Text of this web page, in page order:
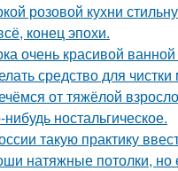
розовой кухни
конец эпохи.
очень красивой
средство для
от тяжёлой
ностальгическое.
такую практику
натяжные потолки, но